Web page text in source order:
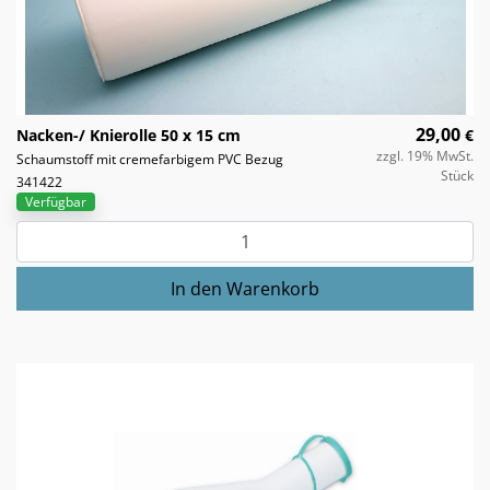
Nacken-/ Knierolle 50 x 15 cm
Schaumstoff mit cremefarbigem PVC Bezug
341422
29,00 €
zzgl. 19% MwSt.
Stück
Verfügbar